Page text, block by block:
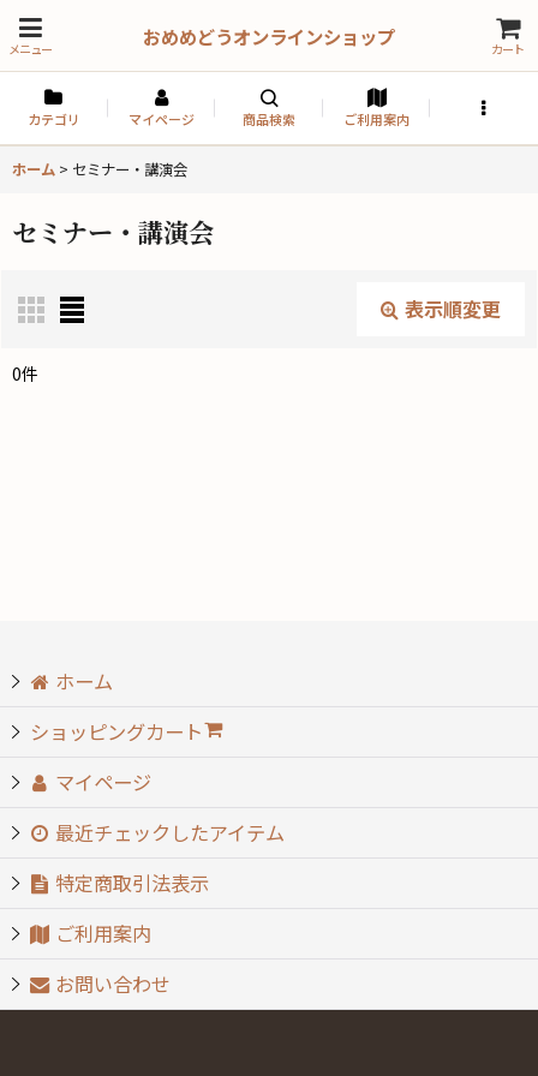
メニュー おめめどうオンラインショップ カート
カテゴリ マイページ 商品検索 ご利用案内
ホーム > セミナー・講演会
セミナー・講演会
表示順変更
閉じる
0件
ホーム
ショッピングカート
マイページ
最近チェックしたアイテム
特定商取引法表示
ご利用案内
お問い合わせ